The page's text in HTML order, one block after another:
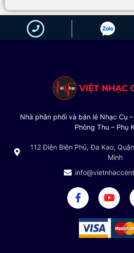
Nhà phân phối và bán lẻ Nhạc Cụ
Phòng Thu – Phụ
112 Điện Biên Phủ, Đa Kao,
Minh